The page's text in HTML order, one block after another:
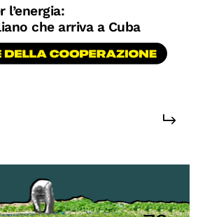
e bambini
l’energia:
che arriva a Cuba